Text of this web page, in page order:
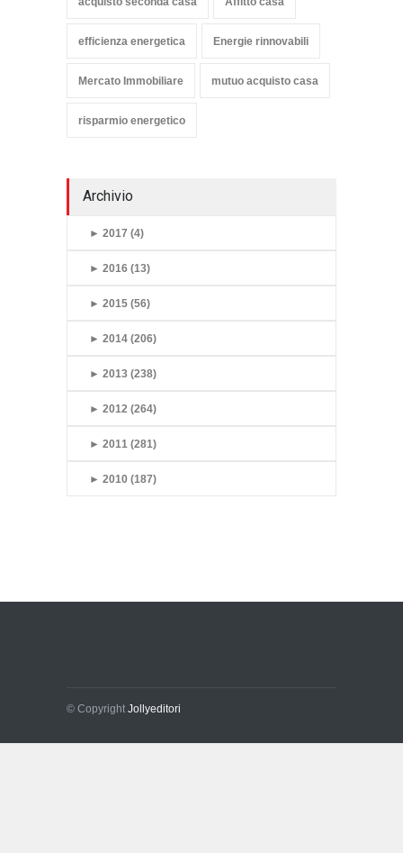
efficienza energetica Energie rinnovabili
Mercato Immobiliare mutuo acquisto casa
risparmio energetico
Archivio
► 2017 (4)
► 2016 (13)
► 2015 (56)
► 2014 (206)
► 2013 (238)
► 2012 (264)
► 2011 (281)
► 2010 (187)
© Copyright Jollyeditori